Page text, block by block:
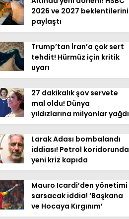
2026 ve 2027 beklentilerini
paylaştı
Trump’tan İran’a çok sert
tehdit! Hürmüz için kritik
uyarı
27 dakikalık şov servete
mal oldu! Dünya
yıldızlarına milyonlar yağdı
Larak Adası bombalandı
iddiası! Petrol koridorunda
yeni kriz kapıda
Mauro Icardi’den yönetimi
sarsacak iddia! ‘Başkana
ve Hocaya Kırgınım’